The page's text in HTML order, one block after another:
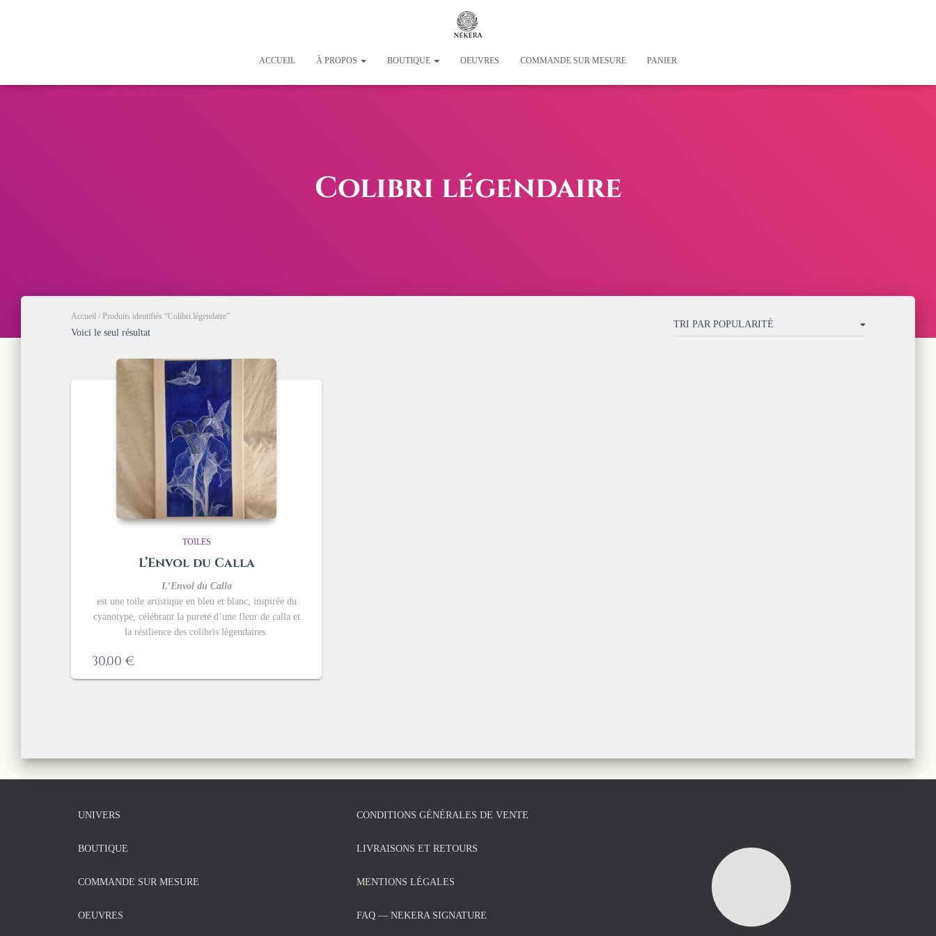
ACCUEIL À PROPOS BOUTIQUE OEUVRES COMMANDE SUR MESURE PANIER
Colibri légendaire
Accueil / Produits identifiés “Colibri légendaire”
Voici le seul résultat
TOILES
L’Envol du Calla
L’Envol du Calla
est une toile artistique en bleu et blanc, inspirée du
cyanotype, célébrant la pureté d’une fleur de calla et
la résilience des colibris légendaires.
30,00 €
UNIVERS
BOUTIQUE
COMMANDE SUR MESURE
OEUVRES
CONDITIONS GÉNÉRALES DE VENTE
LIVRAISONS ET RETOURS
MENTIONS LÉGALES
FAQ — NEKERA SIGNATURE